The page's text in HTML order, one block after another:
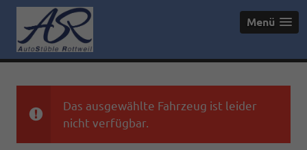
Menü
Das ausgewählte Fahrzeug ist leider
nicht verfügbar.